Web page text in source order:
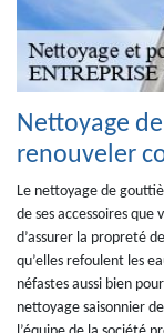
Nettoyage
renouveler
Le nettoyage de
de ses accessoires que
d’assurer la propreté
qu’elles refoulent les
néfastes aussi bien
nettoyage saisonnier